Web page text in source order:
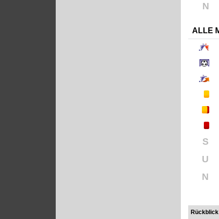
N
ALLE
S
U
N
Rückblick